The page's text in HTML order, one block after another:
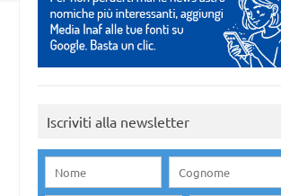
Iscriviti alla newsletter